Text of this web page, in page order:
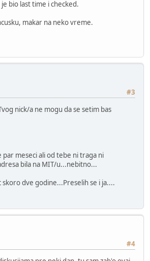
je bio last time i checked.
makar na neko vreme.
#3
nick/a ne mogu da se setim bas
par meseci ali od tebe ni traga ni
bila na MIT/u...nebitno...
skoro dve godine...Preselih se i ja....
#4